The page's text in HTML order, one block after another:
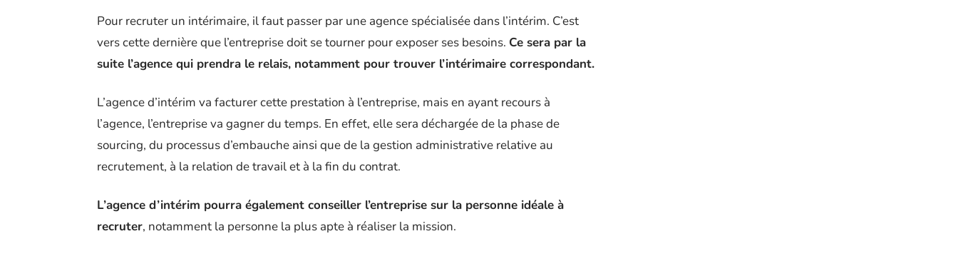
Pour recruter un intérimaire, il faut passer par une agence spécialisée dans l’intérim. C’est
vers cette dernière que l’entreprise doit se tourner pour exposer ses besoins. Ce sera par la
suite l’agence qui prendra le relais, notamment pour trouver l’intérimaire correspondant.
L’agence d’intérim va facturer cette prestation à l’entreprise, mais en ayant recours à
l’agence, l’entreprise va gagner du temps. En effet, elle sera déchargée de la phase de
sourcing, du processus d’embauche ainsi que de la gestion administrative relative au
recrutement, à la relation de travail et à la fin du contrat.
L’agence d’intérim pourra également conseiller l’entreprise sur la personne idéale à
recruter, notamment la personne la plus apte à réaliser la mission.